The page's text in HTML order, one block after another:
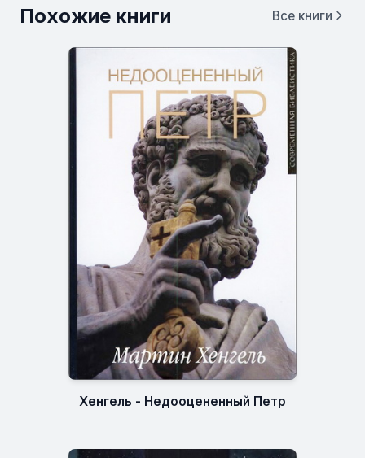
Похожие книги Все книги
Хенгель - Недооцененный Петр